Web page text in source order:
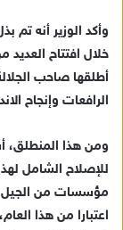
وأكد الوزير أنه
خلال افتتاح العديد
أطلقها صاحب
الرافعات وإنجاح
ومن هذا المنطلق،
للإصلاح الشامل
مؤسسات من الجيل
اعتبارا من هذا